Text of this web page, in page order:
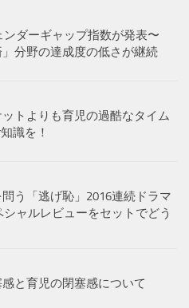
ンダーギャップ指数が発表〜
」分野の達成度の低さが継続
トよりも育児の過酷なタイム
識を！
う「逃げ恥」2016連続ドラマ
シャルレビューをセットでどう
と育児の閉塞感について